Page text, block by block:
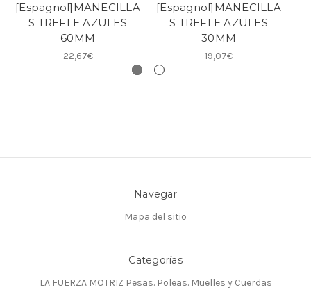
[Espagnol]MANECILLA
S TREFLE AZULES
60MM
22,67€
[Espagnol]MANECILLA
S TREFLE AZULES
30MM
19,07€
Navegar
Mapa del sitio
Categorías
LA FUERZA MOTRIZ Pesas. Poleas. Muelles y Cuerdas